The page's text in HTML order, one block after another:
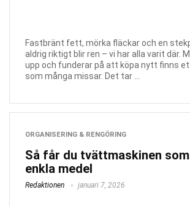
Fastbränt fett, mörka fläckar och en
aldrig riktigt blir ren – vi har alla varit där.
upp och funderar på att köpa nytt finns
som många missar. Det tar ...
ORGANISERING & RENGÖRING
Så får du tvättmaskinen
enkla medel
Redaktionen januari 7, 2026